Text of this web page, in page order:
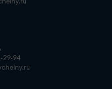
29-94